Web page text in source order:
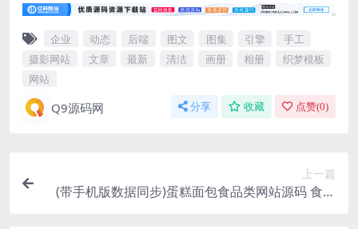
企业 动态 后端 图文 图集 引擎
手工
摄影网站
文章 最新 清洁 画册 相册
织梦模板
网站
Q9源码网 分享 收藏 点赞(0)
上一篇
(带手机版数据同步)蛋糕面包食品类网站源码 食品